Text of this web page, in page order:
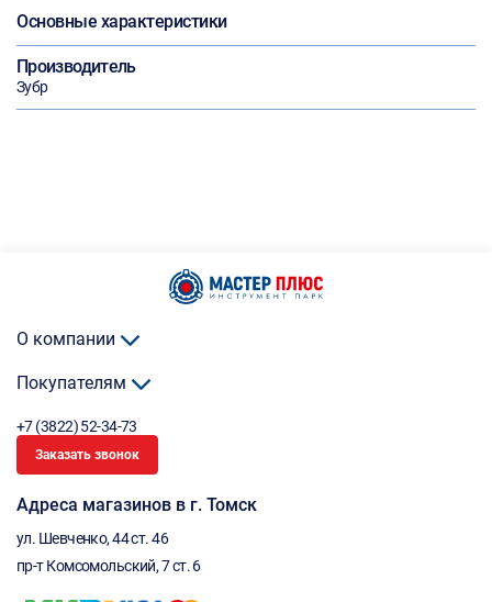
Основные характеристики
Производитель
Зубр
О компании
Покупателям
+7 (3822) 52-34-73
Заказать звонок
Адреса магазинов в г. Томск
ул. Шевченко, 44 ст. 46
пр-т Комсомольский, 7 ст. 6